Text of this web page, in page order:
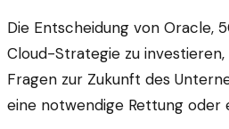
Die Entscheidung von Oracle,
Cloud-Strategie zu
Fragen zur Zukunft des
eine notwendige Rettung oder